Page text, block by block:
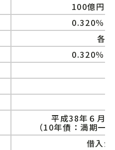
100億円
0.320％
各
0.320％
平成38年６月
（10年債：満期一
借入